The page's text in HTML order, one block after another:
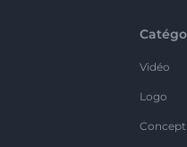
Vidéo
Logo